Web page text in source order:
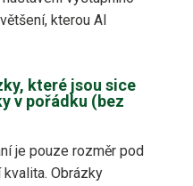
kterou AI
které jsou sice
v pořádku (bez
je pouze rozměr pod
Obrázky